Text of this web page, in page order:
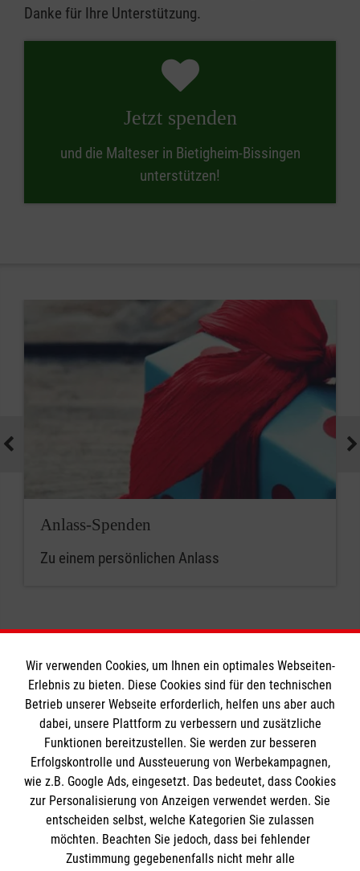
Danke für Ihre Unterstützung.
Jetzt spenden
und die Malteser in Bietigheim-Bissingen
unterstützen!
Anlass-Spenden
Zu einem persönlichen Anlass
Informationen
Impressum
Datenschutz
Barrierefreiheit
Kontakt
Die Malteser
Malteser in Deutschland
Wir verwenden Cookies, um Ihnen ein optimales Webseiten-
Erlebnis zu bieten. Diese Cookies sind für den technischen
Betrieb unserer Webseite erforderlich, helfen uns aber auch
dabei, unsere Plattform zu verbessern und zusätzliche
Funktionen bereitzustellen. Sie werden zur besseren
Erfolgskontrolle und Aussteuerung von Werbekampagnen,
wie z.B. Google Ads, eingesetzt. Das bedeutet, dass Cookies
zur Personalisierung von Anzeigen verwendet werden. Sie
entscheiden selbst, welche Kategorien Sie zulassen
möchten. Beachten Sie jedoch, dass bei fehlender
Zustimmung gegebenenfalls nicht mehr alle